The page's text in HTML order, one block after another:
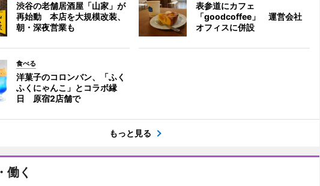
渋谷の老舗居酒屋「山家」が
再始動 本店を大規模改装、
朝・深夜営業も
表参道にカフェ
「goodcoffee」 運営会社
オフィスに併設
食べる
洋菓子のコロンバン、「ふく
ふくにゃんこ」とコラボ縁
日 原宿2店舗で
もっと見る
働く